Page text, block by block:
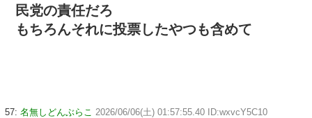
民党の責任だろ
もちろんそれに投票したやつも含めて
57: 名無しどんぶらこ 2026/06/06(土) 01:57:55.40 ID:wxvcY5C10